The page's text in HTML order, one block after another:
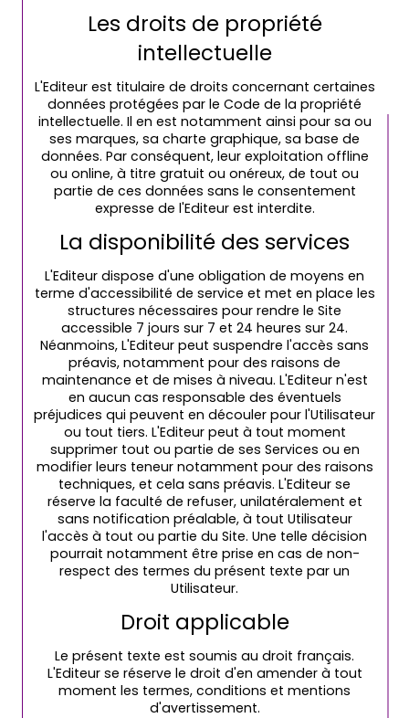
Les droits de propriété
intellectuelle
L'Editeur est titulaire de droits concernant certaines
données protégées par le Code de la propriété
intellectuelle. Il en est notamment ainsi pour sa ou
ses marques, sa charte graphique, sa base de
données. Par conséquent, leur exploitation offline
ou online, à titre gratuit ou onéreux, de tout ou
partie de ces données sans le consentement
expresse de l'Editeur est interdite.
La disponibilité des services
L'Editeur dispose d'une obligation de moyens en
terme d'accessibilité de service et met en place les
structures nécessaires pour rendre le Site
accessible 7 jours sur 7 et 24 heures sur 24.
Néanmoins, L'Editeur peut suspendre l'accès sans
préavis, notamment pour des raisons de
maintenance et de mises à niveau. L'Editeur n'est
en aucun cas responsable des éventuels
préjudices qui peuvent en découler pour l'Utilisateur
ou tout tiers. L'Editeur peut à tout moment
supprimer tout ou partie de ses Services ou en
modifier leurs teneur notamment pour des raisons
techniques, et cela sans préavis. L'Editeur se
réserve la faculté de refuser, unilatéralement et
sans notification préalable, à tout Utilisateur
l'accès à tout ou partie du Site. Une telle décision
pourrait notamment être prise en cas de non-
respect des termes du présent texte par un
Utilisateur.
Droit applicable
Le présent texte est soumis au droit français.
L'Editeur se réserve le droit d'en amender à tout
moment les termes, conditions et mentions
d'avertissement.